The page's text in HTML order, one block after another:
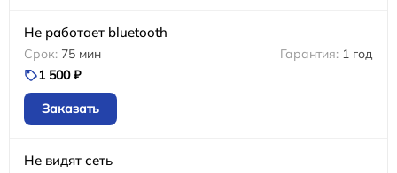
Не работает bluetooth
75 мин
1 год
1 500 ₽
Заказать
Не видят сеть